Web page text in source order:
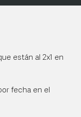
están al 2x1 en
fecha en el